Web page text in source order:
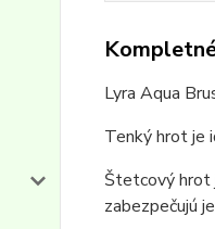
Lyra Aqua
Tenký hrot je
Štetcový hrot
zabezpečujú